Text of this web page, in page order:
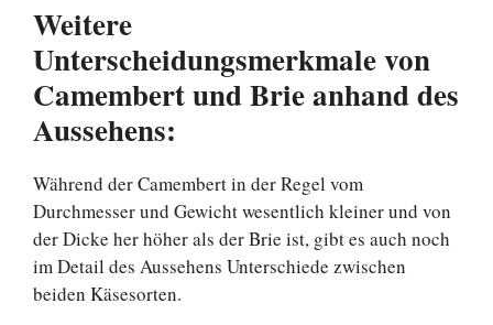
Weitere
Unterscheidungsmerkmale von
Camembert und Brie anhand des
Aussehens:
Während der Camembert in der Regel vom
Durchmesser und Gewicht wesentlich kleiner und von
der Dicke her höher als der Brie ist, gibt es auch noch
im Detail des Aussehens Unterschiede zwischen
beiden Käsesorten.